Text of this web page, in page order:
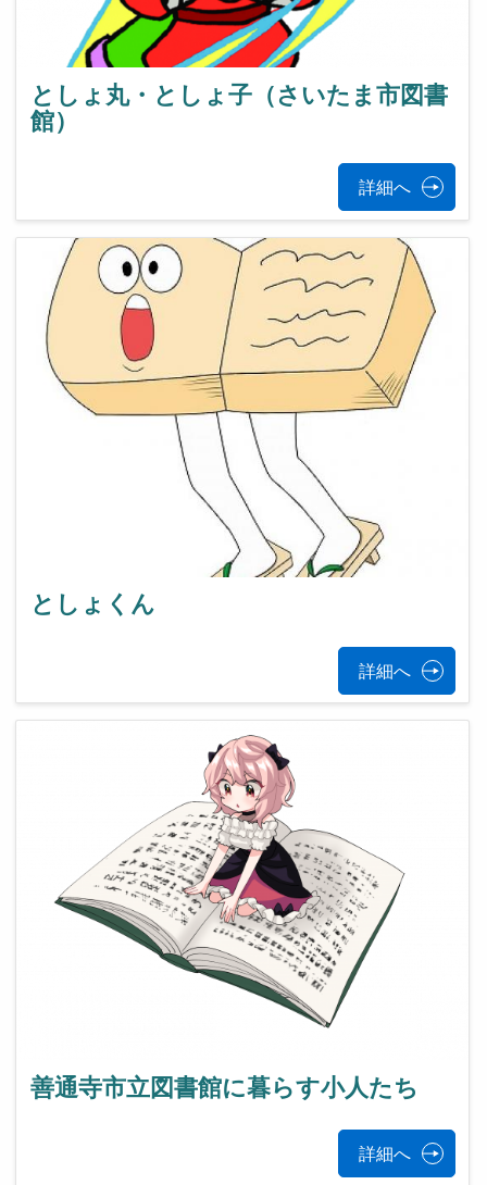
としょ丸・としょ子（さいたま市図書
館）
詳細へ
としょくん
詳細へ
善通寺市立図書館に暮らす小人たち
詳細へ